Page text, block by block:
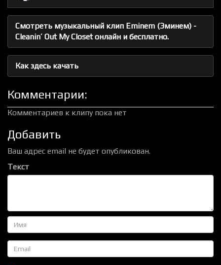
Смотреть музыкальный клип Eminem (Эминем) -
Cleanin’ Out My Closet онлайн и бесплатно.
Как здесь качать
Комментарии:
Комментариев к клипу пока нет
Добавить
Ваш адрес email не будет опубликован.
Текст
Имя
Email